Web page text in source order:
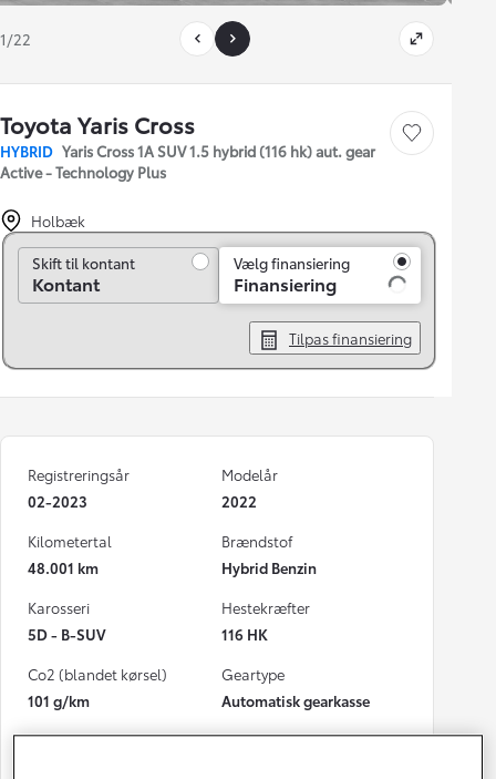
1/22
Toyota Yaris Cross
HYBRID Yaris Cross 1A SUV 1.5 hybrid (116 hk) aut. gear
Active - Technology Plus
Gem bil
Holbæk
Skift til kontant
Skift til kontant
Kontant
Vælg finansiering
Finansiering
Tilpas finansiering
Registreringsår
02-2023
Modelår
2022
Kilometertal
48.001 km
Brændstof
Hybrid Benzin
Karosseri
5D - B-SUV
Hestekræfter
116 HK
Co2 (blandet kørsel)
101 g/km
Geartype
Automatisk gearkasse
Døre
Farve